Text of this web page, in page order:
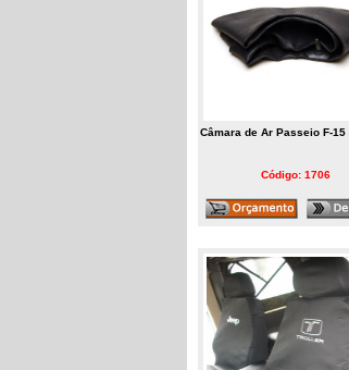
Câmara de Ar Passeio F-15
Código: 1706